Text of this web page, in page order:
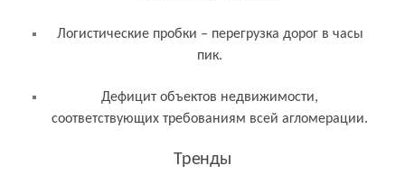
Логистические пробки – перегрузка дорог в часы
пик.
Дефицит объектов недвижимости,
соответствующих требованиям всей агломерации.
Тренды